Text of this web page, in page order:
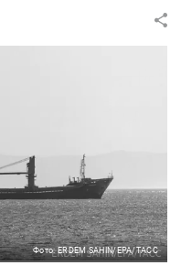
Фото: ERDEM SAHIN/EPA/ТАСС